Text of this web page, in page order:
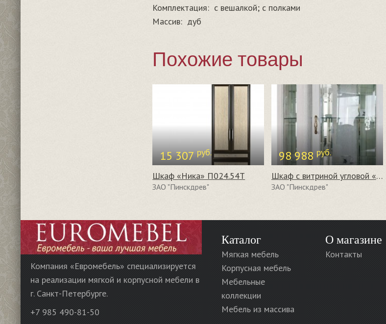
Комплектация: с вешалкой; с полками
Массив: дуб
Похожие товары
15 307руб.
Шкаф «Ника» П024.54Т
ЗАО "Пинскдрев"
98 988руб.
Шкаф с витриной угловой «Паола 2115» БМ670
ЗАО "Пинскдрев"
Компания «Евромебель» специализируется
на реализации мягкой и корпусной мебели в
г. Санкт-Петербурге.
+7 985 490-81-50
Каталог
Мягкая мебель
Корпусная мебель
Мебельные
коллекции
Мебель из массива
О магазине
Контакты